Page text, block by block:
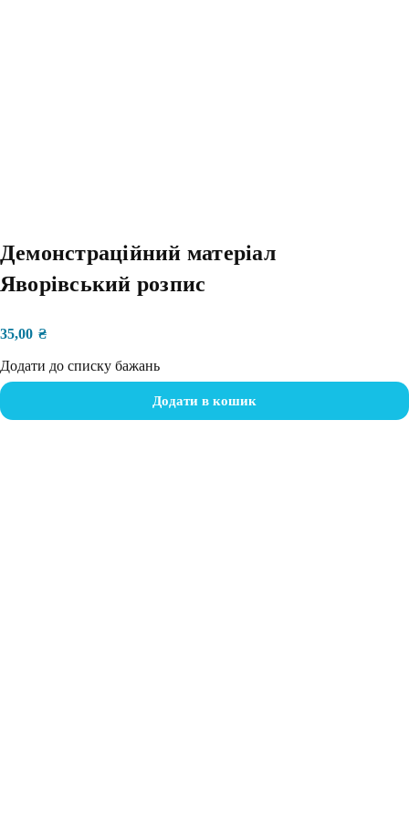
Демонстраційний матеріал
Яворівський розпис
35,00 ₴
Додати до списку бажань
Додати в кошик